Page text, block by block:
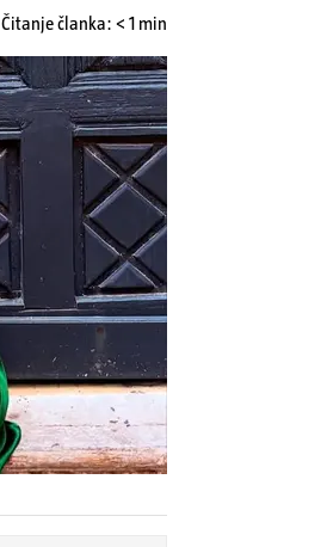
Čitanje članka: < 1 min